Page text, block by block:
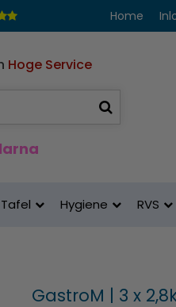
Home
Hoge Service
Hygiene RVS
GastroM | 3 x